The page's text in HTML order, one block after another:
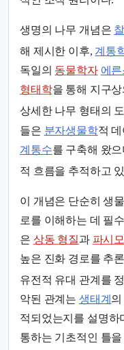
생명의 나무 개념은
해 제시한 이후, 계통
독일의 동물학자 에
형태학을 통해 지구
상세한 나무 형태의
들은 분자생물학적
계통수를 구축해 왔
적 흐름을 추적하고
이 개념은 단순히 생
로를 이해하는 데 필
은 상동 형질과 파시
높은 진화 경로를 추
유전적 유대 관계를
악된 관계는 생태계
적되었는지를 설명하
통하는 기초적인 틀